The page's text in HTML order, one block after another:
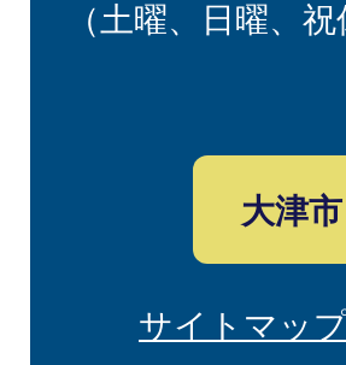
（土曜、日曜、
大津
サイトマッ